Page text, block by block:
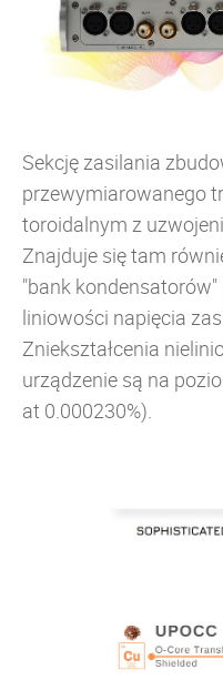
Sekcję zasilania
przewymiarowanego
toroidalnym z
Znajduje się tam
"bank
liniowości napięcia
Zniekształcenia
urządzenie są na
at 0.000230%).